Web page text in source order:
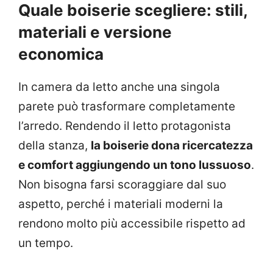
Quale boiserie scegliere: stili,
materiali e versione
economica
In camera da letto anche una singola
parete può trasformare completamente
l’arredo. Rendendo il letto protagonista
della stanza, la boiserie dona ricercatezza
e comfort aggiungendo un tono lussuoso.
Non bisogna farsi scoraggiare dal suo
aspetto, perché i materiali moderni la
rendono molto più accessibile rispetto ad
un tempo.